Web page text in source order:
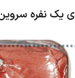
یک نفره